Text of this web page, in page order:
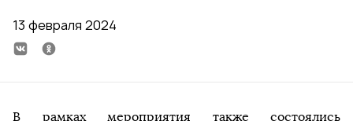
13 февраля 2024
В рамках мероприятия также состоялись